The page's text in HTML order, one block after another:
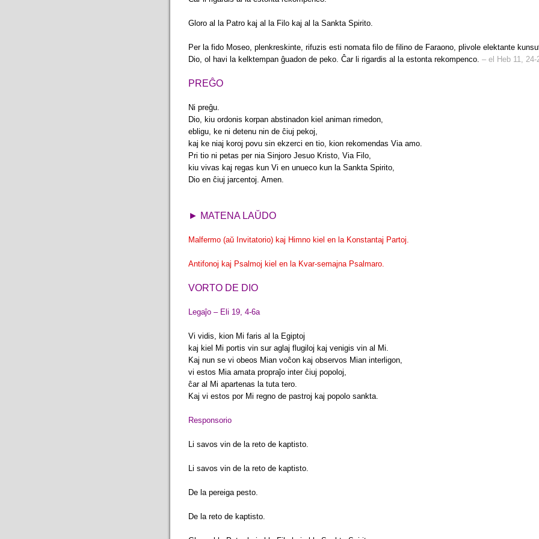
Gloro al la Patro kaj al la Filo kaj al la Sankta Spirito.
Per la fido Moseo, plenkreskinte, rifuzis esti nomata filo de filino de Faraono, plivole elektante
Dio, ol havi la kelktempan ĝuadon de peko. Ĉar li rigardis al la estonta rekompenco. – el Heb 11, 24-
PREĜO
Ni preĝu.
Dio, kiu ordonis korpan abstinadon kiel animan rimedon,
ebligu, ke ni detenu nin de ĉiuj pekoj,
kaj ke niaj koroj povu sin ekzerci en tio, kion rekomendas Via amo.
Pri tio ni petas per nia Sinjoro Jesuo Kristo, Via Filo,
kiu vivas kaj regas kun Vi en unueco kun la Sankta Spirito,
Dio en ĉiuj jarcentoj. Amen.
► MATENA LAŬDO
Malfermo (aŭ Invitatorio) kaj Himno kiel en la Konstantaj Partoj.
Antifonoj kaj Psalmoj kiel en la Kvar-semajna Psalmaro.
VORTO DE DIO
Legaĵo – Eli 19, 4-6a
Vi vidis, kion Mi faris al la Egiptoj
kaj kiel Mi portis vin sur aglaj flugiloj kaj venigis vin al Mi.
Kaj nun se vi obeos Mian voĉon kaj observos Mian interligon,
vi estos Mia amata propraĵo inter ĉiuj popoloj,
ĉar al Mi apartenas la tuta tero.
Kaj vi estos por Mi regno de pastroj kaj popolo sankta.
Responsorio
Li savos vin de la reto de kaptisto.
Li savos vin de la reto de kaptisto.
De la pereiga pesto.
De la reto de kaptisto.